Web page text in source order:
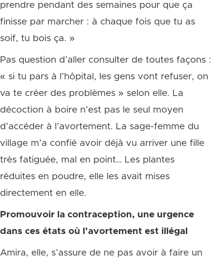
prendre pendant des semaines pour que ça
finisse par marcher : à chaque fois que tu as
soif, tu bois ça. »
Pas question d’aller consulter de toutes façons :
« si tu pars à l’hôpital, les gens vont refuser, on
va te créer des problèmes » selon elle. La
décoction à boire n’est pas le seul moyen
d’accéder à l’avortement. La sage-femme du
village m’a confié avoir déjà vu arriver une fille
très fatiguée, mal en point… Les plantes
réduites en poudre, elle les avait mises
directement en elle.
Promouvoir la contraception, une urgence
dans ces états où l’avortement est illégal
Amira, elle, s’assure de ne pas avoir à faire un